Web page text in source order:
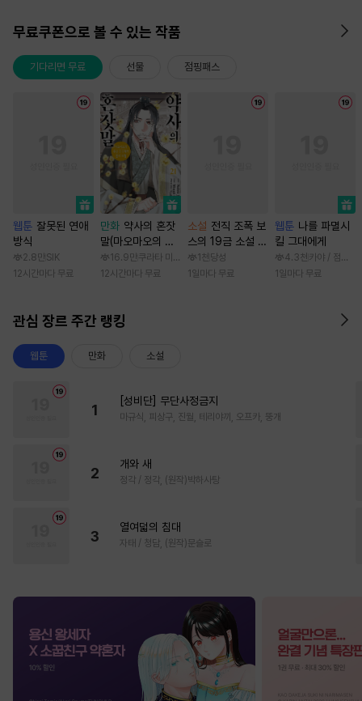
무료쿠폰으로 볼 수 있는 작품
기다리면 무료 선물 점핑패스
웹툰 잘못된 연애
방식
2.8만 SIK
12시간마다 무료
만화 약사의 혼잣
말(마오마오의 후
궁 수수께끼 풀이
수첩)
16.9만 쿠라타 미노지 / 휴우가 나츠
12시간마다 무료
소설 전직 조폭 보
스의 19금 소설 속
가정부 빙의기
1천 당성
1일마다 무료
웹툰 나를 파멸시
킬 그대에게
4.3천 카야 / 점면, (
1일마다 무료
관심 장르 주간 랭킹
웹툰 만화 소설
1
[성비단] 무단사정금지
마규식, 피상구, 진월, 테리야끼, 오프카, 뚱개
2
개와 새
정각 / 정각, (원작)박하사탕
3
열여덟의 침대
자태 / 청담, (원작)문슬로